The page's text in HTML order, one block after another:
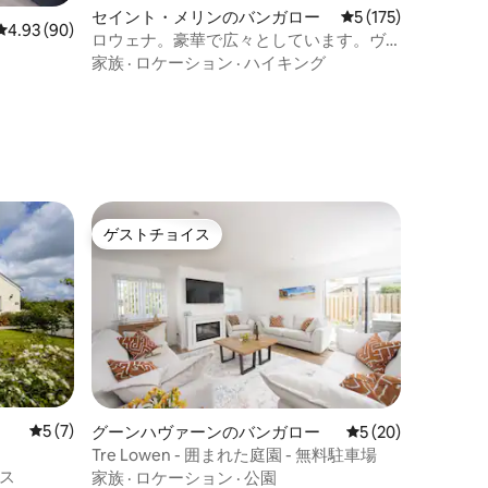
ビュー90件、5つ星中4.93つ星の平均評価
4.93 (90)
セイント・メリンのバンガロー レビュー175件、5
5 (175)
ロウェナ。豪華で広々としています。ヴ
ィレッジのロケーション
家族 · ロケーション · ハイキング
レビュー7件、5つ星中5つ星の平均評価
5 (7)
ゲストチョイス
ゲストチョイス
グーンハヴァーンのバンガロー レビュー20件、5
5 (20)
Tre Lowen - 囲まれた庭園 - 無料駐車場
家族 · ロケーション · 公園